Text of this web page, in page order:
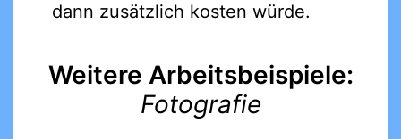
dann zusätzlich kosten würde.
Weitere Arbeitsbeispiele:
Fotografie